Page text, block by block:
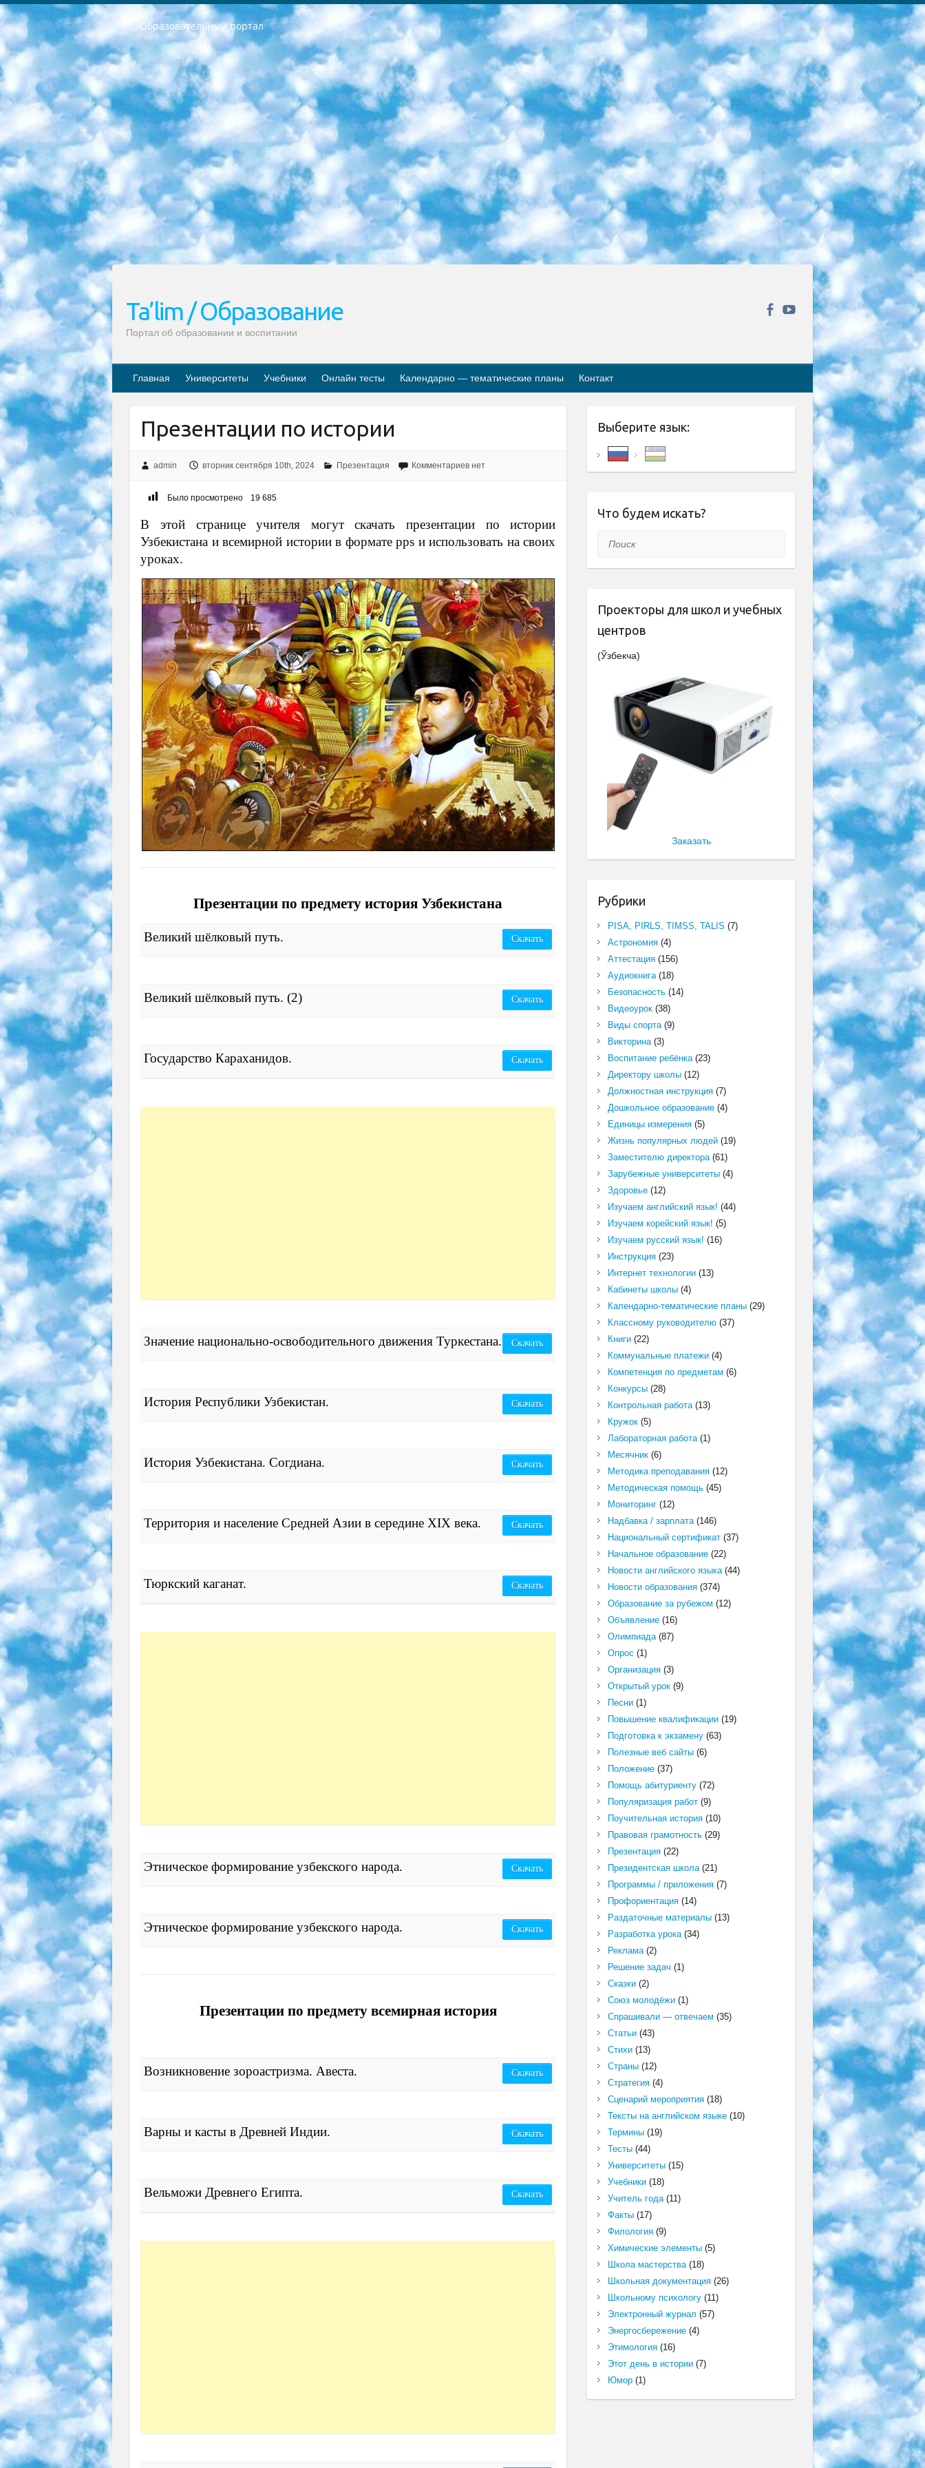
Образовательный портал
РЕСПУБЛИКА УЗБЕКИСТАН МИНИСТРЕРСТВО ДОШКОЛЬНОГО И ШКОЛЬНОГО ОБРАЗОВАНИЯ КОМАНДА в общеобразовательных учреждениях в 2023-2024 учебном году организация и проведение итоговой государственной аттестации обучающихся о Министра дошкольного и школьного образования Республики Узбекистан от 4 марта 2008 года (постановлением Минюста от 20 марта 2008 года № 1778 государственной регистрации) «Итоговое состояние учащихся общего среднего образования на основании положения об утверждении положения об аттестации общего среднего образования выпускной экзамен студентов в образовательных учреждениях в 2023-2024 учебном году В целях организации и прохождения аттестации приказываю: 1. Следующее: перечень предметов, по которым будет проводиться итоговая государственная аттестация и экзамен формы перевода согласно приложению 1; сертификаты международного образца, оценивающие уровень владения иностранными языками перечень согласно приложению 2; 2. Педагогический при специализированных образовательных учреждениях. научно-практический центр квалификации и международной оценки (Д.Давидова) 2024 г. До 25 марта: задания по предметам, по которым будет проводиться итоговая аттестация разработка и утверждение технических условий; итоговая аттестация на основании разработанного предметного задания разработка вопросов по предметам (устно и письменно), экзамен передача; общеобразовательные средние школы и специальные учебные заведения учащиеся выпускных классов школ и интернатов в агентской системе подготовка базы данных экзаменационных материалов и критериев оценки; перевод базы экзаменационных материалов на все языки обучения подать в Республиканский образовательный центр для изготовления; варианты экзаменов на основе разработанных контрольных материалов пусть будут поставлены задачи формирования. 3. Республиканский образовательный центр (Ш.Худайкулов) до 5 апреля 2024 года. до: база данных предоставленных экзаменационных материалов на все языки обучения перевод и экспертиза; для слепых, слабовидящих, глухих, слабослышащих и умственно отсталых детей учащиеся выпускных классов специализированных школ и школ-интернатов база данных экзаменационных материалов на всех преподаваемых языках подготовка критериев оценки; специализированные школы для умственно отсталых детей и технологии для учащихся выпускных классов школ-интернатов разработка соответствующих рекомендаций и критериев проведения ЕГЭ по естествознанию давать задания. 4. Педагогический при специализированных образовательных учреждениях. Научно-практический центр навыков и международной оценки (Д.Давидова), Республика образовательный центр (Худайкулов Ш.) итоговый государственный аттестационный экзамен ориентирован на творческое и логическое мышление при подготовке базы материалов учитывать введение заданий. 5. Следует отметить, что: сертификат государственного образца о знании общеобразовательного предмета и как минимум национальный уровень B1 по предметам на иностранных языках, указанным в Приложении 2. или международно признанный сертификат эквивалентного уровня студенты, изучающие определенный предмет, освобождаются от экзамена; по соответствующим предметам запланирована итоговая государственная аттестация за день до дня, путем жеребьевки Рабочей группой (в письменной форме по предметам, проводимым в форме) из числа сформированных вариантов выбрано 2 варианта; 2 выбранных варианта экзамена анонсированы на официальном сайте министерства и все выпускники по всей стране на основе этих вариантов проводит итоговую государственную аттестацию. 6. Государственное образование учащихся средних общеобразовательных учреждений. знания в соответствии с квалификационными требованиями, которые необходимо приобрести на основании стандартов итоговый (выпускной) контроль для 9 и 11 классов в целях тестирования Экзамены (далее – экзамены) состоят из предметов, перечисленных в приложении 1. будет сделано. 7. Экзамены пройдут с 26 мая по 15 июня 2024 г. (кроме науки физического воспитания). 8. Физическая для учащихся 9 классов общесредних образовательных учреждений. Экзамены по предмету «Образование, квалификация медицина» 1-6 мая 2024 года. сотрудники перевести под присмотр (с отклонениями в физическом или умственном развитии) специализированная школа для детей, школы-интернаты и со сколиозом школы-интернаты санаторного типа для больных детей исключены). 9. Он был слепым, слабовидящим и имел нарушения опорно-двигательного аппарата. экзамены в специализированных школах и интернатах для детей должны проводиться исходя из требований, предъявляемых к общеобразовательным учреждениям (физкультура кроме науки). 10. Специализированная школа для глухих и слабослышащих детей. и экзамены в интернатах и быть реализован в виде письменного теста по математике. 11. Специальность для умственно отсталых детей. Для 9 класса Родной язык и литературное письмо Государственный язык (язык обучения – узбекский). для неклассов) написано Математическое письмо Письменная/устная история Узбекистана Физическое воспитание практично Итоговый контроль Для 11 класса Написание родного языка и литературы (эссе) Математическое письмо Узбекский язык (обучение на узбекском языке) не посещающее общее среднее образование для учреждений)/Образовательное учреждение выбор письменный и устный Иностранный язык письменный/устный Письменная/устная история Узбекистана *По выбору студента:  Химия  Физика  Основы государственного права  География 10 бесплатных образовательных ресурсов - Мы составили подборку онлайн-проектов с интерактивными упражнениями, видеолекциями и статьями. Они помогут вам обрести новые и освежить старые знания бесплатно. 1. «ИНТУИТ» Старейшая образовательная площадка Рунета. Здесь вы найдёте сотни текстовых и видеокурсов на десятки различных тем — от программирования до психологии. Многие курсы подготовлены российскими университетами и крупными международными компаниями вроде Intel и Microsoft. Самостоятельное обучение бесплатное, но желающие могут оплатить услуги персональных наставников. 2. «Смартия» знакомит с актуальными профессиями и подсказывает, как им обучаться. Выбрав заинтересовавшую вас специальность — SMM-специалист, фотограф, веб-дизайнер или другую, — увидите список необходимых для неё умений. Чтобы вы могли освоить их самостоятельно, для каждого умения площадка отображает подборку ссылок на учебные материалы. Хотя «Смартия» ориентируется на русскоязычную аудиторию, часть контента всё же доступна только на английском. 3. «Лекторий Физтеха» Проект Московского физико-технического института (Физтеха). С его помощью вы можете смотреть онлайн серии лекций, записанные на видео в этом вузе. В числе доступных предметов — физика, биология, химия, информационные технологии и другие. К некоторым лекциям администрация ресурса прилагает готовые конспекты, которые можно скачивать в PDF-формате. 4. ITMOcourses Онлайн-площадка Санкт-Петербургского национального исследовательского университета информационных технологий, механики и оптики (ИТМО). Ресурс предоставляет свободный доступ к курсам, разработанным в этом вузе. Каталог материалов разбит на четыре категории: «Оптические системы и технологии», «Приборостроение и робототехника», «Информационные технологии» и «Биотехнологии». Курсы состоят из видеолекций, интерактивных демонстраций и заданий. 5. «КиберЛенинка» Электронная научная библиотека открытого доступа. Каталог площадки регулярно обрастает текстами статей из различных научных изданий. Сгруппированные по журналам и рубрикам публикации можно читать онлайн или скачивать целиком в PDF-формате. Проект нацелен на популяризацию науки за счёт открытого доступа к качественной информации. 6. «ПостНаука» На этом ресурсе публикуют подборки видеолекций, составленные экспертами из разных отраслей и объединённые общими темами. Среди них, к примеру, есть серии «Биоинформатика и геномика», «Культура средневековой Скандинавии» и Cinema Studies о теории кино. Каждая подборка лекций — логически связанная история, рассказанная экспертом от первого лица. Кроме того, на сайте появляются научно-образовательные статьи и тесты на разные темы. 7. «Newочём» Команда проекта «Newочём» отбирает самые интересные тексты из англоязычных СМИ и переводит те из них, за которые голосуют участники сообщества «ВКонтакте». По большей части это научно-популярные статьи. Редакторы придумывают лишь заголовки, в остальном содержание переводов соответствует оригиналам. Полные тексты можно читать прямо в социальной сети. 8. InternetUrok Онлайн-база материалов по основным дисциплинам школьной программы. Информация на сайте структурирована по классам, предметам и темам (урокам). Каждый урок состоит из видеолекций и конспектов. Есть также интерактивные тренажёры и тесты для закрепления пройденного материала. Даже если вы давно окончили школу, возможность повторить программу старших классов всегда может пригодиться. 9. Edutainme Ещё один ресурс об образовании. В отличие от Newtonew, как мне кажется, Edutainme больше ориентируется на представителей индустрии: педагогов, предпринимателей, разработчиков образовательных проектов. Но и любой, кто просто стремится к саморазвитию, найдёт на сайте много полезного и интересного для себя. Например, информацию о новых курсах и образовательных сервисах. 10. Newtonew Онлайн-медиа об образовании и обучении в широком смысле. Авторы Newtonew пишут об инструментах, заведениях, тактиках и стратегиях, которые помогают учить других и получать новые знания самостоятельно. На этой площадке вы найдёте новости, обзоры, аналитические мат
Ta’lim / Образование
Портал об образовании и воспитании
Главная Университеты Учебники Онлайн тесты Календарно — тематические планы Контакт
Презентации по истории
admin вторник сентября 10th, 2024 Презентация Комментариев нет
Было просмотрено 19 685
В этой странице учителя могут скачать презентации по истории
Узбекистана и всемирной истории в формате pps и использовать на своих
уроках.
Презентации по предмету история Узбекистана
Великий шёлковый путь. Скачать
Великий шёлковый путь. (2) Скачать
Государство Караханидов. Скачать
Значение национально-освободительного движения Туркестана. Скачать
История Республики Узбекистан. Скачать
История Узбекистана. Согдиана. Скачать
Территория и население Средней Азии в середине XIX века. Скачать
Тюркский каганат. Скачать
Этническое формирование узбекского народа. Скачать
Этническое формирование узбекского народа. Скачать
Презентации по предмету всемирная история
Возникновение зороастризма. Авеста. Скачать
Варны и касты в Древней Индии. Скачать
Вельможи Древнего Египта. Скачать
Выберите язык:
Что будем искать?
Поиск
Проекторы для школ и учебных
центров
(Ўзбекча)
Заказать
Рубрики
PISA, PIRLS, TIMSS, TALIS (7)
Астрономия(4)
Аттестация(156)
Аудиокнига(18)
Безопасность(14)
Видеоурок(38)
Виды спорта(9)
Викторина(3)
Воспитание ребёнка(23)
Директору школы(12)
Должностная инструкция(7)
Дошкольное образование(4)
Единицы измерения(5)
Жизнь популярных людей(19)
Заместителю директора(61)
Зарубежные университеты(4)
Здоровье(12)
Изучаем английский язык! (44)
Изучаем корейский язык! (5)
Изучаем русский язык! (16)
Инструкция(23)
Интернет технологии(13)
Кабинеты школы(4)
Календарно-тематические планы(29)
Классному руководителю(37)
Книги(22)
Коммунальные платежи(4)
Компетенция по предметам (6)
Конкурсы(28)
Контрольная работа(13)
Кружок(5)
Лабораторная работа(1)
Месячник(6)
Методика преподавания(12)
Методическая помощь(45)
Мониторинг(12)
Надбавка / зарплата(146)
Национальный сертификат(37)
Начальное образование(22)
Новости английского языка(44)
Новости образования(374)
Образование за рубежом (12)
Объявление(16)
Олимпиада(87)
Опрос (1)
Организация(3)
Открытый урок(9)
Песни(1)
Повышение квалификации(19)
Подготовка к экзамену(63)
Полезные веб сайты(6)
Положение(37)
Помощь абитуриенту(72)
Популяризация работ(9)
Поучительная история(10)
Правовая грамотность(29)
Презентация(22)
Президентская школа(21)
Программы / приложения(7)
Профориентация(14)
Раздаточные материалы(13)
Разработка урока(34)
Реклама(2)
Решение задач (1)
Сказки(2)
Союз молодёжи(1)
Спрашивали — отвечаем (35)
Статьи(43)
Стихи(13)
Страны(12)
Стратегия(4)
Сценарий мероприятия(18)
Тексты на английском языке(10)
Термины(19)
Тесты(44)
Университеты(15)
Учебники(18)
Учитель года(11)
Факты(17)
Филология(9)
Химические элементы(5)
Школа мастерства(18)
Школьная документация(26)
Школьному психологу(11)
Электронный журнал (57)
Энергосбережение(4)
Этимология(16)
Этот день в истории(7)
Юмор(1)